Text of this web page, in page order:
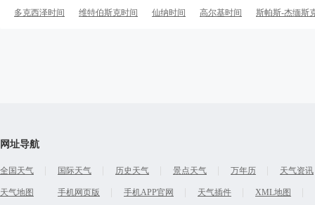
多克西泽时间
维特伯斯克时间 仙纳时间 高尔基时间 斯帕斯-杰缅斯
网址导航
全国天气 国际天气 历史天气 景点天气 万年历 天气资讯
天气地图 手机网页版 手机APP官网 天气插件 XML地图